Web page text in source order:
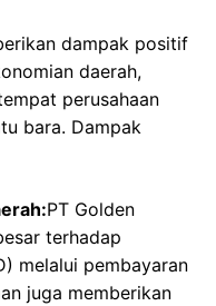
dampak positif
daerah,
perusahaan
bara. Dampak
PT Golden
terhadap
melalui pembayaran
juga memberikan